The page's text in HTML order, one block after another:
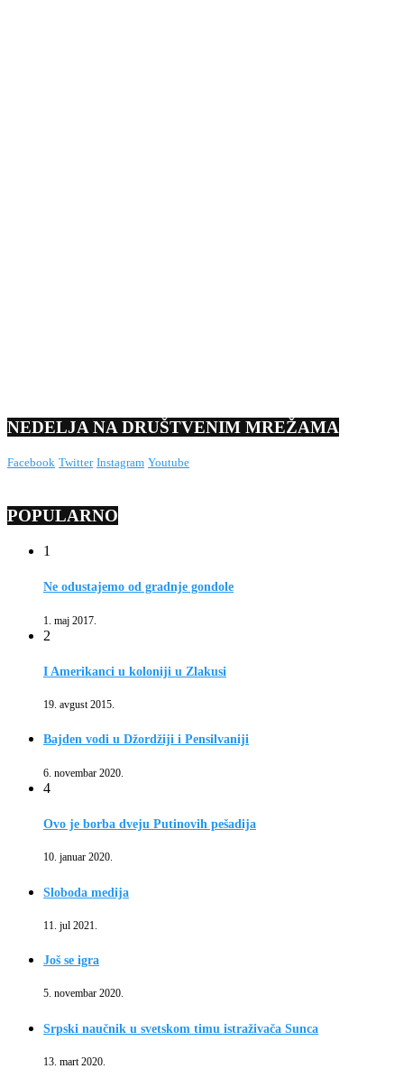
NEDELJA NA DRUŠTVENIM MREŽAMA
Facebook Twitter Instagram Youtube
POPULARNO
1
Ne odustajemo od gradnje gondole
1. maj 2017.
2
I Amerikanci u koloniji u Zlakusi
19. avgust 2015.
Bajden vodi u Džordžiji i Pensilvaniji
6. novembar 2020.
4
Ovo je borba dveju Putinovih pešadija
10. januar 2020.
Sloboda medija
11. jul 2021.
Još se igra
5. novembar 2020.
Srpski naučnik u svetskom timu istraživača Sunca
13. mart 2020.